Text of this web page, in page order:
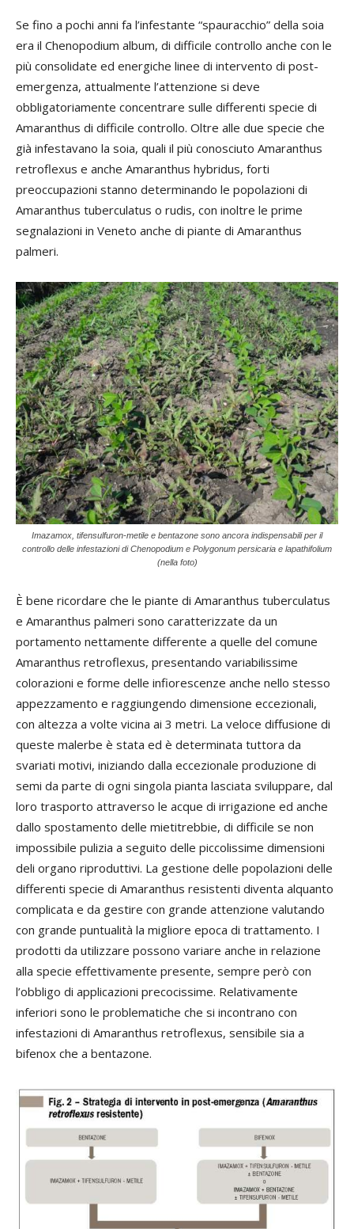
Se fino a pochi anni fa l’infestante “spauracchio” della soia
era il Chenopodium album, di difficile controllo anche con le
più consolidate ed energiche linee di intervento di post-
emergenza, attualmente l’attenzione si deve
obbligatoriamente concentrare sulle differenti specie di
Amaranthus di difficile controllo. Oltre alle due specie che
già infestavano la soia, quali il più conosciuto Amaranthus
retroflexus e anche Amaranthus hybridus, forti
preoccupazioni stanno determinando le popolazioni di
Amaranthus tuberculatus o rudis, con inoltre le prime
segnalazioni in Veneto anche di piante di Amaranthus
palmeri.
Imazamox, tifensulfuron-metile e bentazone sono ancora indispensabili per il
controllo delle infestazioni di Chenopodium e Polygonum persicaria e lapathifolium
(nella foto)
È bene ricordare che le piante di Amaranthus tuberculatus
e Amaranthus palmeri sono caratterizzate da un
portamento nettamente differente a quelle del comune
Amaranthus retroflexus, presentando variabilissime
colorazioni e forme delle infiorescenze anche nello stesso
appezzamento e raggiungendo dimensione eccezionali,
con altezza a volte vicina ai 3 metri. La veloce diffusione di
queste malerbe è stata ed è determinata tuttora da
svariati motivi, iniziando dalla eccezionale produzione di
semi da parte di ogni singola pianta lasciata sviluppare, dal
loro trasporto attraverso le acque di irrigazione ed anche
dallo spostamento delle mietitrebbie, di difficile se non
impossibile pulizia a seguito delle piccolissime dimensioni
deli organo riproduttivi. La gestione delle popolazioni delle
differenti specie di Amaranthus resistenti diventa alquanto
complicata e da gestire con grande attenzione valutando
con grande puntualità la migliore epoca di trattamento. I
prodotti da utilizzare possono variare anche in relazione
alla specie effettivamente presente, sempre però con
l’obbligo di applicazioni precocissime. Relativamente
inferiori sono le problematiche che si incontrano con
infestazioni di Amaranthus retroflexus, sensibile sia a
bifenox che a bentazone.